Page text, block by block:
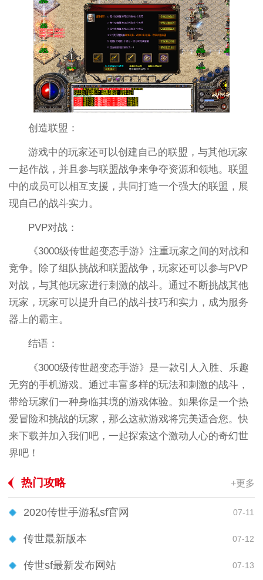
创造联盟：
游戏中的玩家还可以创建自己的联盟，与其他玩家
一起作战，并且参与联盟战争来争夺资源和领地。联盟
中的成员可以相互支援，共同打造一个强大的联盟，展
现自己的战斗实力。
PVP对战：
《3000级传世超变态手游》注重玩家之间的对战和
竞争。除了组队挑战和联盟战争，玩家还可以参与PVP
对战，与其他玩家进行刺激的战斗。通过不断挑战其他
玩家，玩家可以提升自己的战斗技巧和实力，成为服务
器上的霸主。
结语：
《3000级传世超变态手游》是一款引人入胜、乐趣
无穷的手机游戏。通过丰富多样的玩法和刺激的战斗，
带给玩家们一种身临其境的游戏体验。如果你是一个热
爱冒险和挑战的玩家，那么这款游戏将完美适合您。快
来下载并加入我们吧，一起探索这个激动人心的奇幻世
界吧！
热门攻略 +更多
2020传世手游私sf官网 07-11
传世最新版本 07-12
传世sf最新发布网站 07-13